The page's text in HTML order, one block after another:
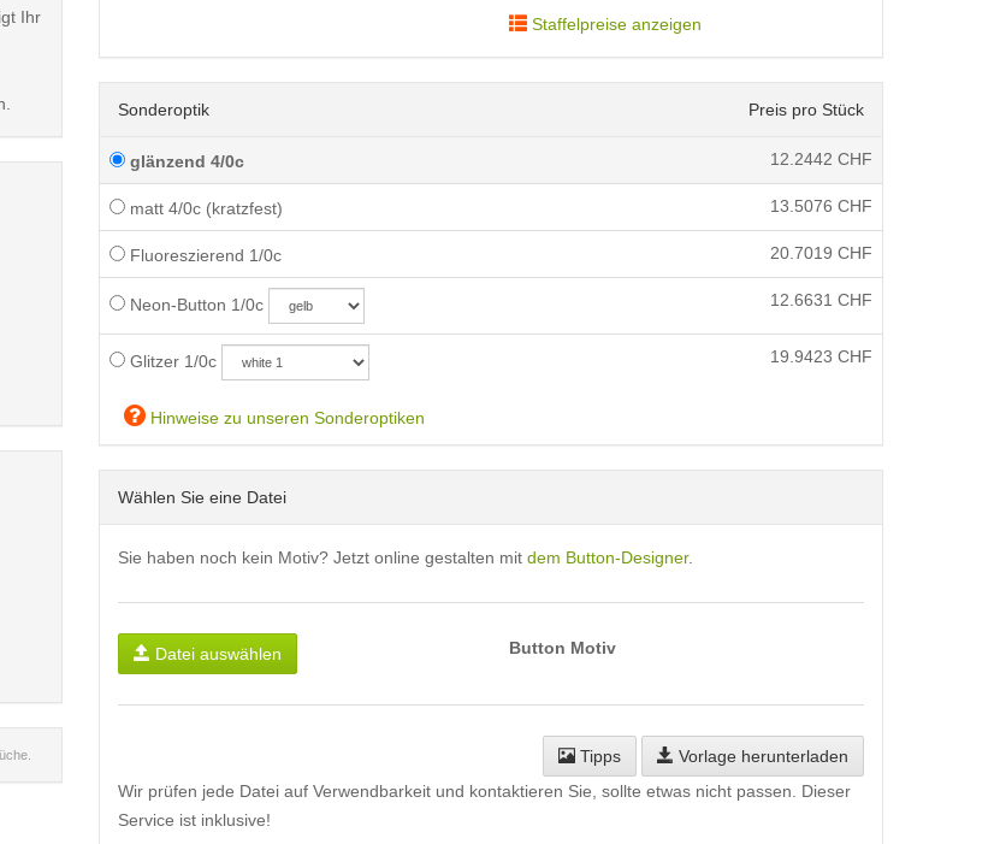
Staffelpreise anzeigen
Sonderoptik Preis pro Stück
glänzend 4/0c 12.2442 CHF
matt 4/0c (kratzfest) 13.5076 CHF
Fluoreszierend 1/0c 20.7019 CHF
Neon-Button 1/0c 12.6631 CHF
Glitzer 1/0c 19.9423 CHF
Hinweise zu unseren Sonderoptiken
Wählen Sie eine Datei
Sie haben noch kein Motiv? Jetzt online gestalten mit dem Button-Designer.
Datei auswählen Button Motiv
Tipps
Vorlage herunterladen
Wir prüfen jede Datei auf Verwendbarkeit und kontaktieren Sie, sollte etwas nicht passen. Dieser
Service ist inklusive!
Ihr